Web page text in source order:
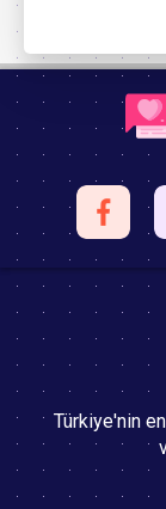
Türkiye'nin